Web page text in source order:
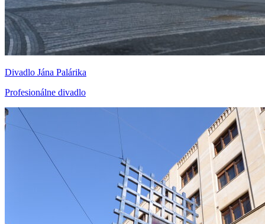
Divadlo Jána Palárika
Profesionálne divadlo